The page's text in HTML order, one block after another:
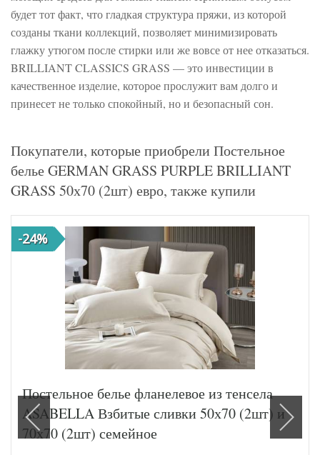
будет тот факт, что гладкая структура пряжи, из которой
созданы ткани коллекций, позволяет минимизировать
глажку утюгом после стирки или же вовсе от нее отказаться.
BRILLIANT CLASSICS GRASS — это инвестиции в
качественное изделие, которое прослужит вам долго и
принесет не только спокойный, но и безопасный сон.
Покупатели, которые приобрели Постельное
белье GERMAN GRASS PURPLE BRILLIANT
GRASS 50х70 (2шт) евро, также купили
-24%
Постельное белье фланелевое из тенсела
ASABELLA Взбитые сливки 50х70 (2шт) и
70х70 (2шт) семейное